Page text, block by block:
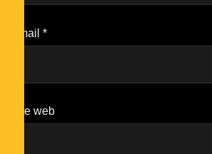
Email *
Site web